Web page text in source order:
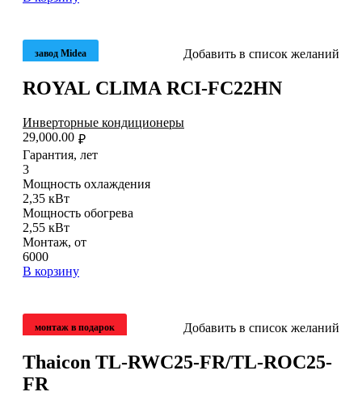
завод Midea Добавить в список желаний
ROYAL CLIMA RCI-FC22HN
Инверторные кондиционеры
₽
29,000.00
Гарантия, лет
3
Мощность охлаждения
2,35 кВт
Мощность обогрева
2,55 кВт
Монтаж, от
6000
В корзину
монтаж в подарок Добавить в список желаний
Thaicon TL-RWC25-FR/TL-ROC25-
FR